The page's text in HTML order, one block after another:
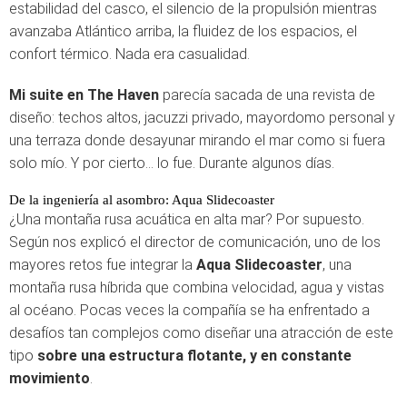
estabilidad del casco, el silencio de la propulsión mientras
avanzaba Atlántico arriba, la fluidez de los espacios, el
confort térmico. Nada era casualidad.
Mi suite en The Haven parecía sacada de una revista de
diseño: techos altos, jacuzzi privado, mayordomo personal y
una terraza donde desayunar mirando el mar como si fuera
solo mío. Y por cierto… lo fue. Durante algunos días.
De la ingeniería al asombro: Aqua Slidecoaster
¿Una montaña rusa acuática en alta mar? Por supuesto.
Según nos explicó el director de comunicación, uno de los
mayores retos fue integrar la Aqua Slidecoaster, una
montaña rusa híbrida que combina velocidad, agua y vistas
al océano. Pocas veces la compañía se ha enfrentado a
desafíos tan complejos como diseñar una atracción de este
tipo sobre una estructura flotante, y en constante
movimiento.